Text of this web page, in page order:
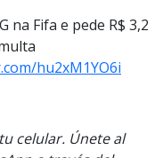
na Fifa e pede R$ 3,2
hu2xM1YO6i
celular. Únete al